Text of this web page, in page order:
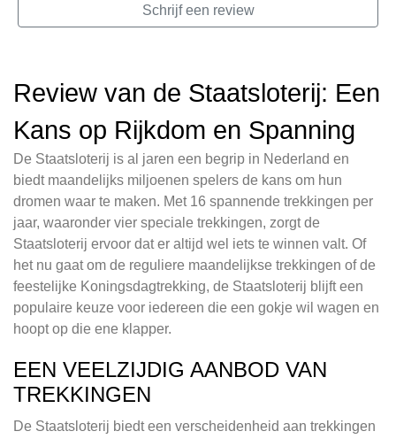
Schrijf een review
Review van de Staatsloterij: Een
Kans op Rijkdom en Spanning
De Staatsloterij is al jaren een begrip in Nederland en
biedt maandelijks miljoenen spelers de kans om hun
dromen waar te maken. Met 16 spannende trekkingen per
jaar, waaronder vier speciale trekkingen, zorgt de
Staatsloterij ervoor dat er altijd wel iets te winnen valt. Of
het nu gaat om de reguliere maandelijkse trekkingen of de
feestelijke Koningsdagtrekking, de Staatsloterij blijft een
populaire keuze voor iedereen die een gokje wil wagen en
hoopt op die ene klapper.
EEN VEELZIJDIG AANBOD VAN
TREKKINGEN
De Staatsloterij biedt een verscheidenheid aan trekkingen